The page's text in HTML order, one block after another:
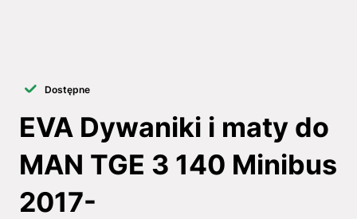
Dostępne
EVA Dywaniki i maty do
MAN TGE 3 140 Minibus
2017-